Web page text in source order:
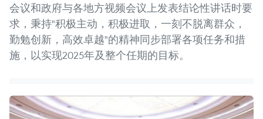
会议和政府与各地方视频会议上发表结论性讲话时要
求，秉持"积极主动，积极进取，一刻不脱离群众，
勤勉创新，高效卓越"的精神同步部署各项任务和措
施，以实现2025年及整个任期的目标。